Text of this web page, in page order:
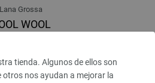
tienda. Algunos de ellos son
otros nos ayudan a mejorar la
Lana Grossa
WOOL
las agujas: 3 - 3,5
5,46 €